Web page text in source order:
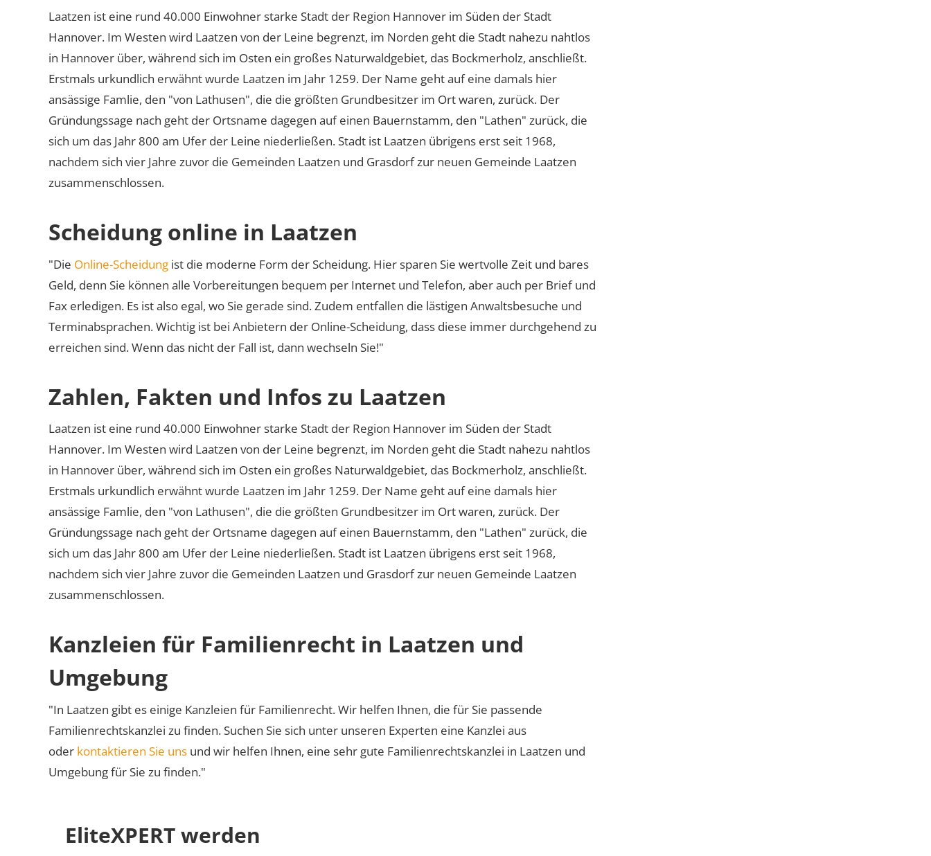
Laatzen ist eine rund 40.000 Einwohner starke Stadt der Region Hannover im Süden der Stadt
Hannover. Im Westen wird Laatzen von der Leine begrenzt, im Norden geht die Stadt nahezu nahtlos
in Hannover über, während sich im Osten ein großes Naturwaldgebiet, das Bockmerholz, anschließt.
Erstmals urkundlich erwähnt wurde Laatzen im Jahr 1259. Der Name geht auf eine damals hier
ansässige Famlie, den von Lathusen , die die größten Grundbesitzer im Ort waren, zurück. Der
Gründungssage nach geht der Ortsname dagegen auf einen Bauernstamm, den Lathen zurück, die
sich um das Jahr 800 am Ufer der Leine niederließen. Stadt ist Laatzen übrigens erst seit 1968,
nachdem sich vier Jahre zuvor die Gemeinden Laatzen und Grasdorf zur neuen Gemeinde Laatzen
zusammenschlossen.
Scheidung online in Laatzen
"Die Online-Scheidung ist die moderne Form der Scheidung. Hier sparen Sie wertvolle Zeit und bares
Geld, denn Sie können alle Vorbereitungen bequem per Internet und Telefon, aber auch per Brief und
Fax erledigen. Es ist also egal, wo Sie gerade sind. Zudem entfallen die lästigen Anwaltsbesuche und
Terminabsprachen. Wichtig ist bei Anbietern der Online-Scheidung, dass diese immer durchgehend zu
erreichen sind. Wenn das nicht der Fall ist, dann wechseln Sie!"
Zahlen, Fakten und Infos zu Laatzen
Laatzen ist eine rund 40.000 Einwohner starke Stadt der Region Hannover im Süden der Stadt
Hannover. Im Westen wird Laatzen von der Leine begrenzt, im Norden geht die Stadt nahezu nahtlos
in Hannover über, während sich im Osten ein großes Naturwaldgebiet, das Bockmerholz, anschließt.
Erstmals urkundlich erwähnt wurde Laatzen im Jahr 1259. Der Name geht auf eine damals hier
ansässige Famlie, den von Lathusen , die die größten Grundbesitzer im Ort waren, zurück. Der
Gründungssage nach geht der Ortsname dagegen auf einen Bauernstamm, den Lathen zurück, die
sich um das Jahr 800 am Ufer der Leine niederließen. Stadt ist Laatzen übrigens erst seit 1968,
nachdem sich vier Jahre zuvor die Gemeinden Laatzen und Grasdorf zur neuen Gemeinde Laatzen
zusammenschlossen.
Kanzleien für Familienrecht in Laatzen und
Umgebung
"In Laatzen gibt es einige Kanzleien für Familienrecht. Wir helfen Ihnen, die für Sie passende
Familienrechtskanzlei zu finden. Suchen Sie sich unter unseren Experten eine Kanzlei aus
oder kontaktieren Sie uns und wir helfen Ihnen, eine sehr gute Familienrechtskanzlei in Laatzen und
Umgebung für Sie zu finden."
EliteXPERT werden